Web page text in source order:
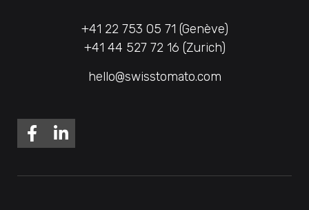
+41 22 753 05 71 (Genève)
+41 44 527 72 16 (Zurich)
hello@swisstomato.com